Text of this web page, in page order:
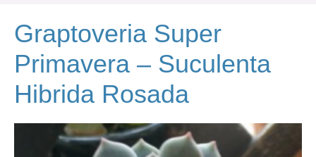
Graptoveria Super
Primavera – Suculenta
Hibrida Rosada